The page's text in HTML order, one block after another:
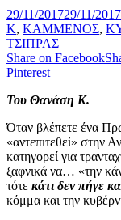
29/11/201729/11/2017
Κ, ΚΑΜΜΕΝΟΣ,
ΤΣΙΠΡΑΣ
Share on Facebook
Pinterest
Του Θανάση Κ.
Όταν βλέπετε ένα
«αντεπιτεθεί» στην
κατηγορεί για
ξαφνικά να… «την
τότε κάτι δεν πήγε
κόμμα και την